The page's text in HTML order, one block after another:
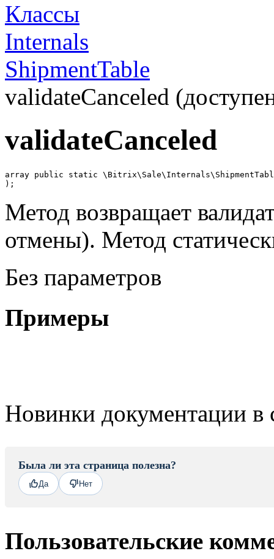
Классы
Internals
ShipmentTable
validateCanceled
validateCanceled
array public static
);
Метод возвращает
отмены). Метод
Без параметров
Примеры
Новинки документации в
Была ли эта страница полезна?
Да Нет
Пользовательские